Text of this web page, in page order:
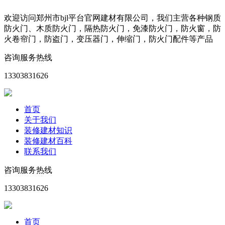
欢迎访问郑州市bjl平台官网建材有限公司，我们主营各种钢质
防火门、木质防火门，隔热防火门，免漆防火门，防火窗，防
火卷帘门，防盗门，变压器门，伸缩门，防火门配件等产品
咨询服务热线
13303831626
首页
关于我们
装修建材知识
装修建材百科
联系我们
咨询服务热线
13303831626
首页